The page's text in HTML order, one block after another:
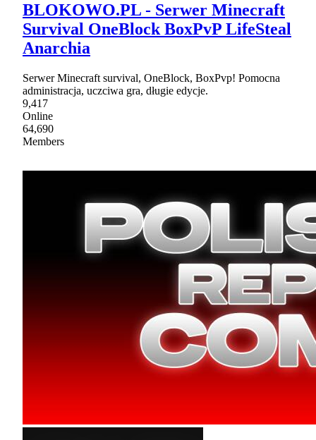
BLOKOWO.PL - Serwer Minecraft
Survival OneBlock BoxPvP LifeSteal
Anarchia
Serwer Minecraft survival, OneBlock, BoxPvp! Pomocna
administracja, uczciwa gra, długie edycje.
9,417
Online
64,690
Members